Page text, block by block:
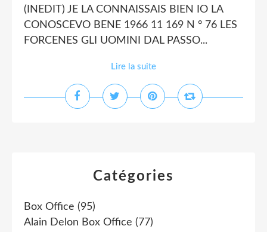
(INEDIT) JE LA CONNAISSAIS BIEN IO LA
CONOSCEVO BENE 1966 11 169 N ° 76 LES
FORCENES GLI UOMINI DAL PASSO...
Lire la suite
Catégories
Box Office (95)
Alain Delon Box Office (77)